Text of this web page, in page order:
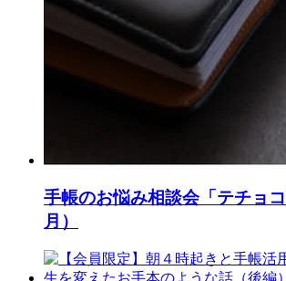
手帳のお悩み相談会「テチョ
月）